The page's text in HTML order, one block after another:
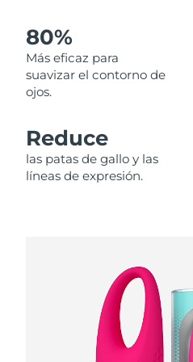
80%
Más eficaz para
suavizar el contorno de
ojos.
Reduce
las patas de gallo y las
líneas de expresión.
Filipinas
Polonia
Puerto Rico
Catar
Arabia Saudí